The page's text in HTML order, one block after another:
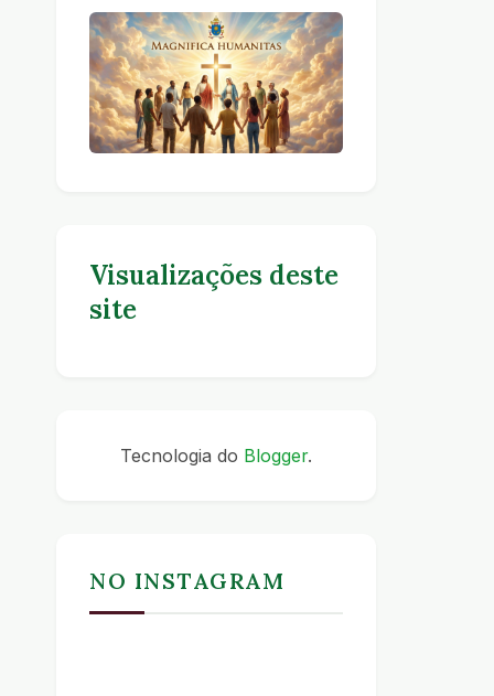
Visualizações deste
site
Tecnologia do Blogger.
NO INSTAGRAM